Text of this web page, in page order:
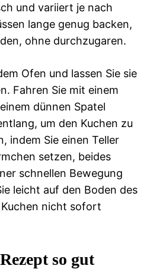
und variiert je nach
lange genug backen,
ohne durchzugaren.
Ofen und lassen Sie sie
Fahren Sie mit einem
dünnen Spatel
um den Kuchen zu
indem Sie einen Teller
setzen, beides
schnellen Bewegung
leicht auf den Boden des
nicht sofort
so gut